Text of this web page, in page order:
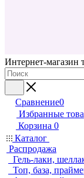
Интернет-магазин
Сравнение0
Избранные
Корзина 0
Каталог
Распродажа
Гель-лаки,
Топ, база,